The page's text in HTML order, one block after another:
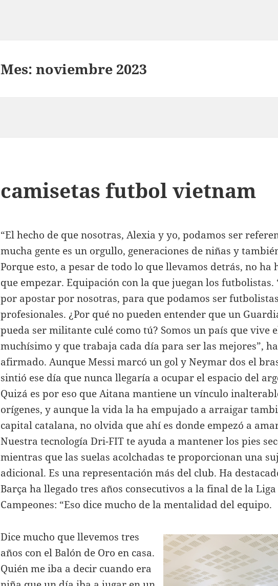
Mes:noviembre 2023
camisetas futbol vietnam
“El hecho de que nosotras, Alexia y yo, podamos ser
mucha gente es un orgullo, generaciones de niñas y
Porque esto, a pesar de todo lo que llevamos detrás, no ha
que empezar. Equipación con la que juegan los futbolistas.
por apostar por nosotras, para que podamos ser futbolistas
profesionales. ¿Por qué no pueden entender que un
pueda ser militante culé como tú? Somos un país que vive
muchísimo y que trabaja cada día para ser las mejores”, ha
afirmado. Aunque Messi marcó un gol y Neymar dos el
sintió ese día que nunca llegaría a ocupar el espacio del
Quizá es por eso que Aitana mantiene un vínculo
orígenes, y aunque la vida la ha empujado a arraigar
capital catalana, no olvida que ahí es donde empezó a
Nuestra tecnología Dri-FIT te ayuda a mantener los pies
mientras que las suelas acolchadas te proporcionan una
adicional. Es una representación más del club. Ha
Barça ha llegado tres años consecutivos a la final de la Liga
Campeones: “Eso dice mucho de la mentalidad del equipo.
Dice mucho que llevemos tres
años con el Balón de Oro en casa.
Quién me iba a decir cuando era